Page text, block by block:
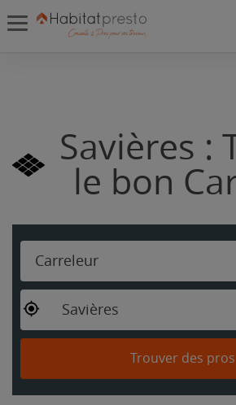
Savières :
le bon
Carreleur
Savières
Trouver des pros